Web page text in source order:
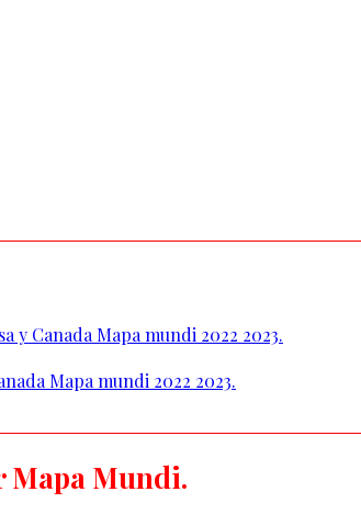
y Canada Mapa mundi 2022 2023.
Mapa mundi 2022 2023.
Mapa Mundi.